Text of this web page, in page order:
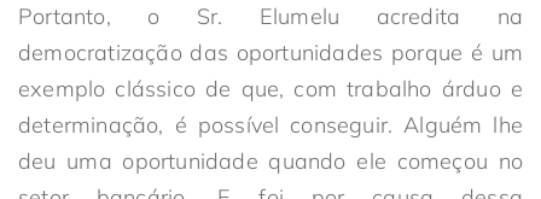
Portanto, o Sr. Elumelu acredita na
democratização das oportunidades porque é um
exemplo clássico de que, com trabalho árduo e
determinação, é possível conseguir. Alguém lhe
deu uma oportunidade quando ele começou no